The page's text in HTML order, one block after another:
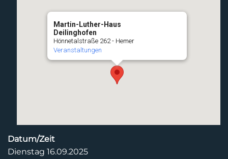
Martin-Luther-Haus
Deilinghofen
Hönnetalstraße 262 - Hemer
Veranstaltungen
Datum/Zeit
Dienstag 16.09.2025